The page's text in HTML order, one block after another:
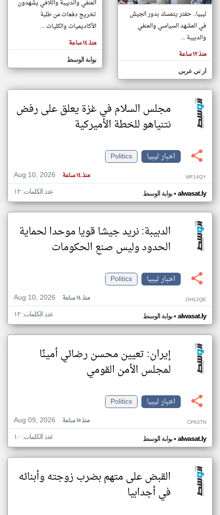
مصادر الأخبار من ليبيا
اخبار ليبيا على مدار الساعة
أهم اخبار ليبيا العاجلة والمباشرة
المقالات
الموجوده
هنا عن
وجهة
كاتبيها.
ليبيا.. حفتر يتمسك بدور الجيش
في المشهد السياسي والمنفي
والدبيبة ...
منذ ١٢ ساعة
ار تي عربي
المنفي والدبيبة واللافي يشهدون
تخريج دفعات من طلبة
الأكاديميات والكليات ...
منذ ١٤ ساعة
بوابة الوسط
مجلس السلام في غزة يعلق على رفض
نتنياهو للخطة الأميركية
اخبار ليبيا
Politics
Aug 10, 2026
منذ ١٤ ساعة WF14QY
بوابة الوسط• alwasat.ly عدد الكلمات: ١٢
الدبيبة: نريد جيشا قويا موحدا لحماية
الحدود وليس صنع الحكومات
اخبار ليبيا
Politics
Aug 10, 2026
منذ ١٤ ساعة OH12QE
بوابة الوسط• alwasat.ly عدد الكلمات: ١٢
إيران: تعيين محسن رضائي أمينًا
لمجلس الأمن القومي
اخبار ليبيا
Politics
Aug 09, 2026
منذ ١٥ ساعة CP63TN
بوابة الوسط• alwasat.ly عدد الكلمات: ١٠
القبض على متهم بضرب زوجته وأبنائه
في أجدابيا
klyoum.com